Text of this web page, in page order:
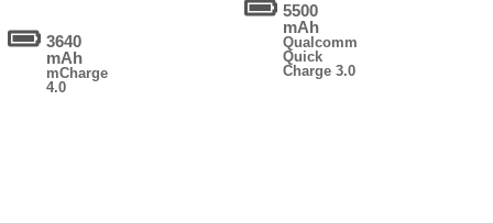
3640
mAh
mCharge
4.0
5500
mAh
Qualcomm
Quick
Charge 3.0